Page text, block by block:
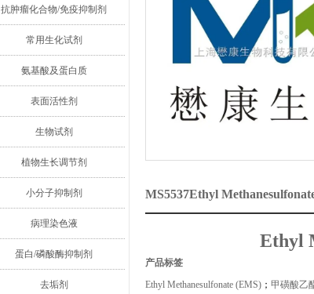
抗肿瘤化合物/免疫抑制剂
常用生化试剂
氨基酸及蛋白质
表面活性剂
生物试剂
植物生长调节剂
小分子抑制剂
病理染色液
蛋白/磷酸酶抑制剂
去垢剂
MS5537Ethyl
Ethyl
产品标签
Ethyl Methanesulfonate (EMS) ； 甲磺酸乙